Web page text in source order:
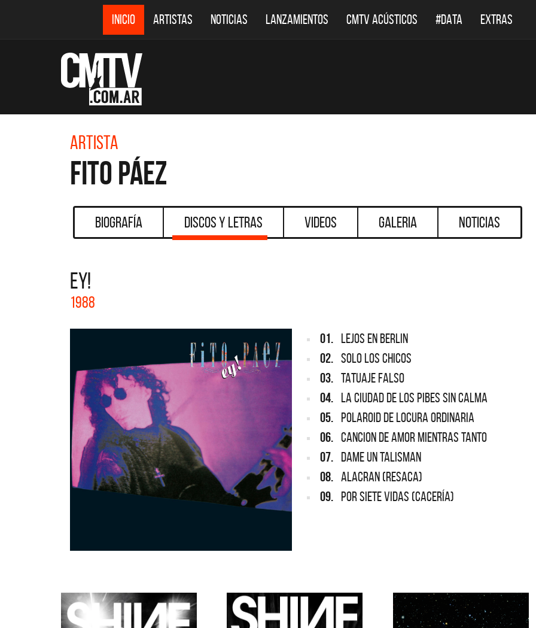
INICIO ARTISTAS NOTICIAS LANZAMIENTOS CMTV ACÚSTICOS #DATA EXTRAS
Artista
Fito Páez
Biografía Discos y Letras Videos Galeria Noticias
EY!
1988
01. LEJOS EN BERLIN
02. SOLO LOS CHICOS
03. TATUAJE FALSO
04. LA CIUDAD DE LOS PIBES SIN CALMA
05. POLAROID DE LOCURA ORDINARIA
06. CANCION DE AMOR MIENTRAS TANTO
07. DAME UN TALISMAN
08. ALACRAN (Resaca)
09. POR SIETE VIDAS (Cacería)
DESTACADOS DESTACADOS